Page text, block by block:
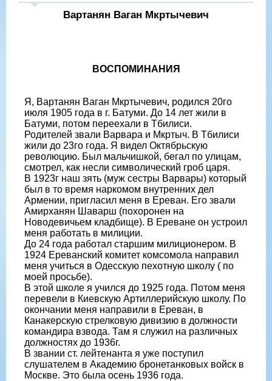
Вартанян Ваган Мкртычевич
ВОСПОМИНАНИЯ
Я, Вартанян Ваган Мкртычевич, родился 20го
июля 1905 года в г. Батуми. До 14 лет жили в
Батуми, потом переехали в Тбилиси.
Родителей звали Варвара и Мкртыч. В Тбилиси
жили до 23го года. Я видел Октябрьскую
революцию. Был мальчишкой, бегал по улицам,
смотрел, как несли символический гроб царя.
В 1923г наш зять (муж сестры Варвары) который
был в то время наркомом внутренних дел
Армении, пригласил меня в Ереван. Его звали
Амирханян Шаварш (похоронен на
Новодевичьем кладбище). В Ереване он устроил
меня работать в милиции.
До 24 года работал старшим милиционером. В
1924 Ереванский комитет комсомола направил
меня учиться в Одесскую пехотную школу ( по
моей просьбе).
В этой школе я учился до 1925 года. Потом меня
перевели в Киевскую Артиллерийскую школу. По
окончании меня направили в Ереван, в
Канакерскую стрелковую дивизию в должности
командира взвода. Там я служил на различных
должностях до 1936г.
В звании ст. лейтенанта я уже поступил
слушателем в Академию бронетанковых войск в
Москве. Это была осень 1936 года.